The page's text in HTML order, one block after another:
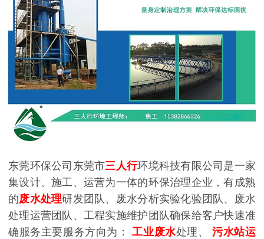
东莞环保公司东莞市三人行环境科技有限公司是一家
集设计、施工、运营为一体的环保治理企业，有成熟
的废水处理研发团队、废水分析实验化验团队、废水
处理运营团队、工程实施维护团队确保给客户快速准
确服务主要服务方向为：工业废水处理、污水站运